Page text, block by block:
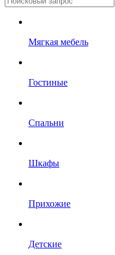
Мягкая мебель
Гостиные
Спальни
Шкафы
Прихожие
Детские